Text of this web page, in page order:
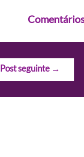
Post seguinte →